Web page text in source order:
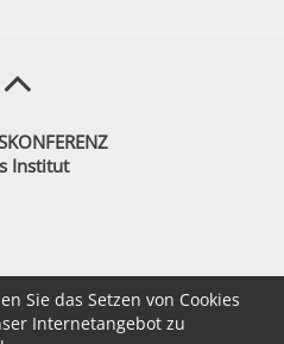
Institut
Sie das Setzen von Cookies
Internetangebot zu